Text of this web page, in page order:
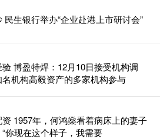
民生银行举办“企业赴港上市研讨会”
博盈特焊：12月10日接受机构调
机构高毅资产的多家机构参与
1957年，何鸿燊看着病床上的妻子
你现在这个样子，我需要